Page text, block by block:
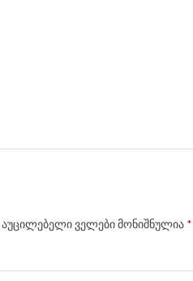
აუცილებელი ველები მონიშნულია *